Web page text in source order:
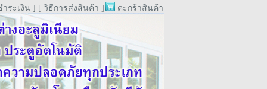
ระเงิน ] [ วิธีการส่งสินค้า ] ตะกร้าสินค้า